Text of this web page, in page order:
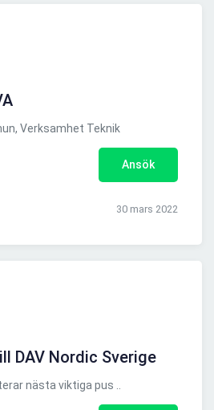
Verksamhet Teknik
Ansök
30 mars 2022
DAV Nordic Sverige
nästa viktiga pus ..